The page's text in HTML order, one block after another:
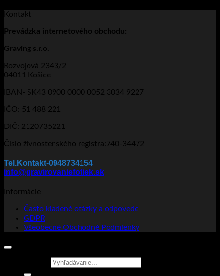
Kontakt
Prevádzka internetového obchodu:
Graving s.r.o.
Rozvojová 2343/2
04011 Košice
IBAN- SK43 0900 0000 0052 3034 9227
IČO: 51 488 221
DIČ: 2120735221
Číslo živnostenského registra:740-34472
Tel.Kontakt-0948734154
info@gravirovaniefotiek.sk
Informácie
Často kladené otázky a odpovede
GDPR
Všeobecné Obchodné Podmienky